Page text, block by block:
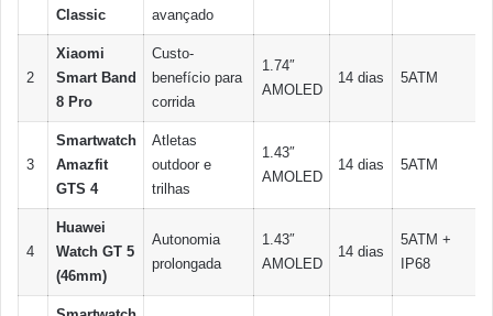
Classic
avançado
2
Xiaomi
Smart Band
8 Pro
Custo-
benefício para
corrida
1.74″
AMOLED
14 dias 5ATM
3
Smartwatch
Amazfit
GTS 4
Atletas
outdoor e
trilhas
1.43″
AMOLED
14 dias 5ATM
4
Huawei
Watch GT 5
(46mm)
Autonomia
prolongada
1.43″
AMOLED
14 dias
5ATM +
IP68